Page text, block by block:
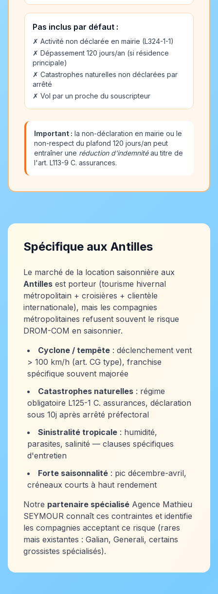
Pas inclus par défaut :
✗ Activité non déclarée en mairie (L324-1-1)
✗ Dépassement 120 jours/an (si résidence
principale)
✗ Catastrophes naturelles non déclarées par
arrêté
✗ Vol par un proche du souscripteur
Important : la non-déclaration en mairie ou le
non-respect du plafond 120 jours/an peut
entraîner une réduction d'indemnitéau titre de
l'art. L113-9 C. assurances.
Spécifique aux Antilles
Le marché de la location saisonnière aux
Antilles est porteur (tourisme hivernal
métropolitain + croisières + clientèle
internationale), mais les compagnies
métropolitaines refusent souvent le risque
DROM-COM en saisonnier.
Cyclone / tempête : déclenchement vent
> 100 km/h (art. CG type), franchise
spécifique souvent majorée
Catastrophes naturelles : régime
obligatoire L125-1 C. assurances, déclaration
sous 10j après arrêté préfectoral
Sinistralité tropicale : humidité,
parasites, salinité — clauses spécifiques
d'entretien
Forte saisonnalité : pic décembre-avril,
créneaux courts à haut rendement
Notre partenaire spécialisé Agence Mathieu
SEYMOUR connaît ces contraintes et identifie
les compagnies acceptant ce risque (rares
mais existantes : Galian, Generali, certains
grossistes spécialisés).